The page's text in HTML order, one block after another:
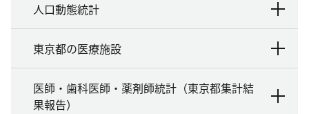
人口動態統計
東京都の医療施設
医師・歯科医師・薬剤師統計（東京都集計結
果報告）